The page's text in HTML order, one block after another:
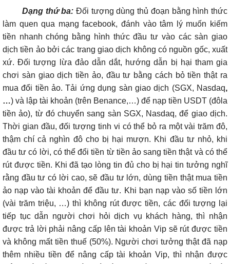
Dạng thứ ba: Đối tượng dùng thủ đoạn bằng hình thức
làm quen qua mạng facebook, đánh vào tâm lý muốn kiếm
tiền nhanh chóng bằng hình thức đầu tư vào các sàn giao
dịch tiền ảo bởi các trang giao dịch không có nguồn gốc, xuất
xứ. Đối tượng lừa đảo dẫn dắt, hướng dẫn bị hại tham gia
chơi sàn giao dịch tiền ảo, đầu tư bằng cách bỏ tiền thật ra
mua đổi tiền ảo. Tải ứng dụng sàn giao dịch (SGX, Nasdaq,
…) và lập tài khoản (trên Benance,…) để nạp tiền USDT (đôla
tiền ảo), từ đó chuyển sang sàn SGX, Nasdaq, để giao dịch.
Thời gian đầu, đối tượng tinh vi có thể bỏ ra một vài trăm đô,
thậm chí cả nghìn đô cho bị hại mượn. Khi đầu tư nhỏ, khi
đầu tư có lời, có thể đổi tiền từ tiền ảo sang tiền thật và có thể
rút được tiền. Khi đã tạo lòng tin đủ cho bị hại tin tưởng nghĩ
rằng đầu tư có lời cao, sẽ đầu tư lớn, dùng tiền thật mua tiền
ảo nạp vào tài khoản để đầu tư. Khi bạn nạp vào số tiền lớn
(vài trăm triệu, …) thì không rút được tiền, các đối tượng lại
tiếp tụcdẫn người chơi hỏi dịch vụ khách hàng, thì nhận
được trả lời phải nâng cấp lên tài khoản Vip sẽ rút được tiền
và không mất tiền thuế (50%). Người chơi tưởng thật đã nạp
thêm nhiều tiền để nâng cấp tài khoản Vip, thì nhận được